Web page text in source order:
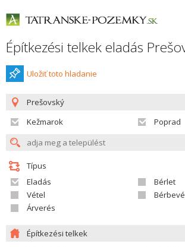
Építkezési telkek eladás
Uložiť toto hladanie
Prešovský
Kežmarok
Poprad
Típus
Eladás
Bérlet
Vétel
Árverés
Építkezési telkek